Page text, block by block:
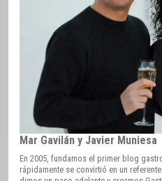
Mar Gavilán y Javier Muniesa
En 2005, fundamos el primer blog
rápidamente se convirtió en un